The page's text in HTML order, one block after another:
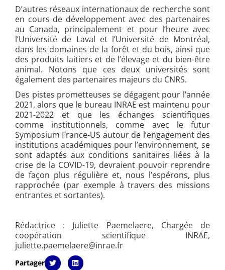
D’autres réseaux internationaux de recherche sont
en cours de développement avec des partenaires
au Canada, principalement et pour l’heure avec
l’Université de Laval et l’Université de Montréal,
dans les domaines de la forêt et du bois, ainsi que
des produits laitiers et de l’élevage et du bien-être
animal. Notons que ces deux universités sont
également des partenaires majeurs du CNRS.
Des pistes prometteuses se dégagent pour l’année
2021, alors que le bureau INRAE est maintenu pour
2021-2022 et que les échanges scientifiques
comme institutionnels, comme avec le futur
Symposium France-US autour de l’engagement des
institutions académiques pour l’environnement, se
sont adaptés aux conditions sanitaires liées à la
crise de la COVID-19, devraient pouvoir reprendre
de façon plus régulière et, nous l’espérons, plus
rapprochée (par exemple à travers des missions
entrantes et sortantes).
Rédactrice : Juliette Paemelaere, Chargée de
coopération scientifique INRAE,
juliette.paemelaere@inrae.fr
Partager